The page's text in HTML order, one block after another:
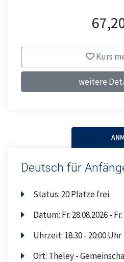
Kurs
weitere
Deutsch für
Status: 20 Plätze frei
Datum: Fr. 28.08.2026 - Fr.
Uhrzeit: 18:30 - 20:00 Uhr
Ort: Theley -